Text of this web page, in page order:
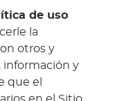
de uso
la
otros y
información y
que el